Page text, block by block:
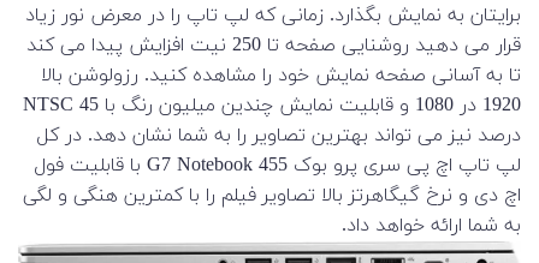
برایتان به نمایش بگذارد. زمانی که لپ تاپ را در معرض نور زیاد
قرار می دهید روشنایی صفحه تا 250 نیت افزایش پیدا می کند
تا به آسانی صفحه نمایش خود را مشاهده کنید. رزولوشن بالا
1920 در 1080 و قابلیت نمایش چندین میلیون رنگ با NTSC 45
درصد نیز می تواند بهترین تصاویر را به شما نشان دهد. در کل
لپ تاپ اچ پی سری پرو بوک 455 G7 Notebook با قابلیت فول
اچ دی و نرخ گیگاهرتز بالا تصاویر فیلم را با کمترین هنگی و لگی
به شما ارائه خواهد داد.